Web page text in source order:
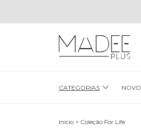
CATEGORIAS NOVO
Início > Coleção For Life